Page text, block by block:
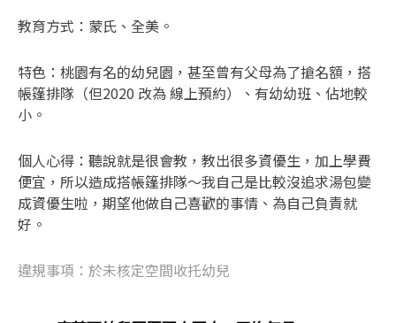
教育方式：蒙氏、全美。
特色：桃園有名的幼兒園，甚至曾有父母為了搶名額，搭
帳篷排隊（但2020 改為 線上預約）、有幼幼班、佔地較
小。
個人心得：聽說就是很會教，教出很多資優生，加上學費
便宜，所以造成搭帳篷排隊～我自己是比較沒追求湯包變
成資優生啦，期望他做自己喜歡的事情、為自己負責就
好。
違規事項：於未核定空間收托幼兒